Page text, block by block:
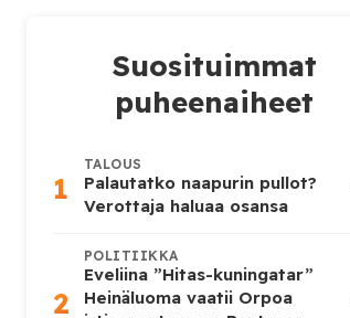
Suosituimmat
puheenaiheet
1
TALOUS
Palautatko naapurin pullot?
Verottaja haluaa osansa
2
POLITIIKKA
Eveliina ”Hitas-kuningatar”
Heinäluoma vaatii Orpoa